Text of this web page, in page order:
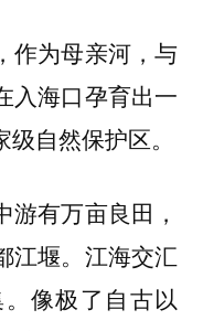
作为母亲河，与
入海口孕育出一
自然保护区。
游有万亩良田，
江堰。江海交汇
像极了自古以